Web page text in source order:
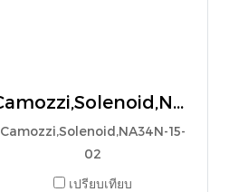
Camozzi,Solenoid,NA34N-15-02
Camozzi,Solenoid,NA34N-15-
02
เปรียบเทียบ